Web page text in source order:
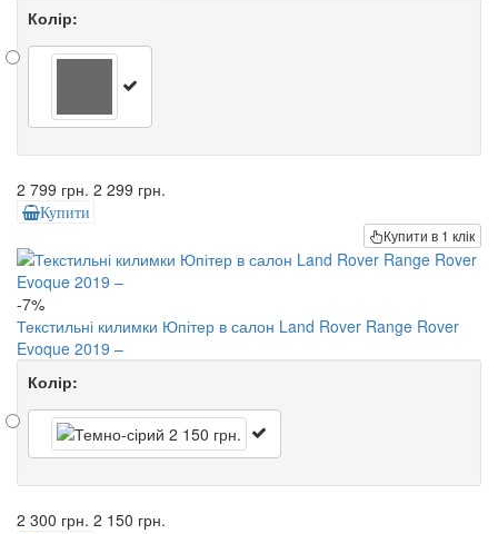
Колір:
2 799 грн. 2 299 грн.
Купити
Купити в 1 клік
-7%
Текстильні килимки Юпітер в салон Land Rover Range Rover
Evoque 2019 –
Колір:
2 300 грн. 2 150 грн.